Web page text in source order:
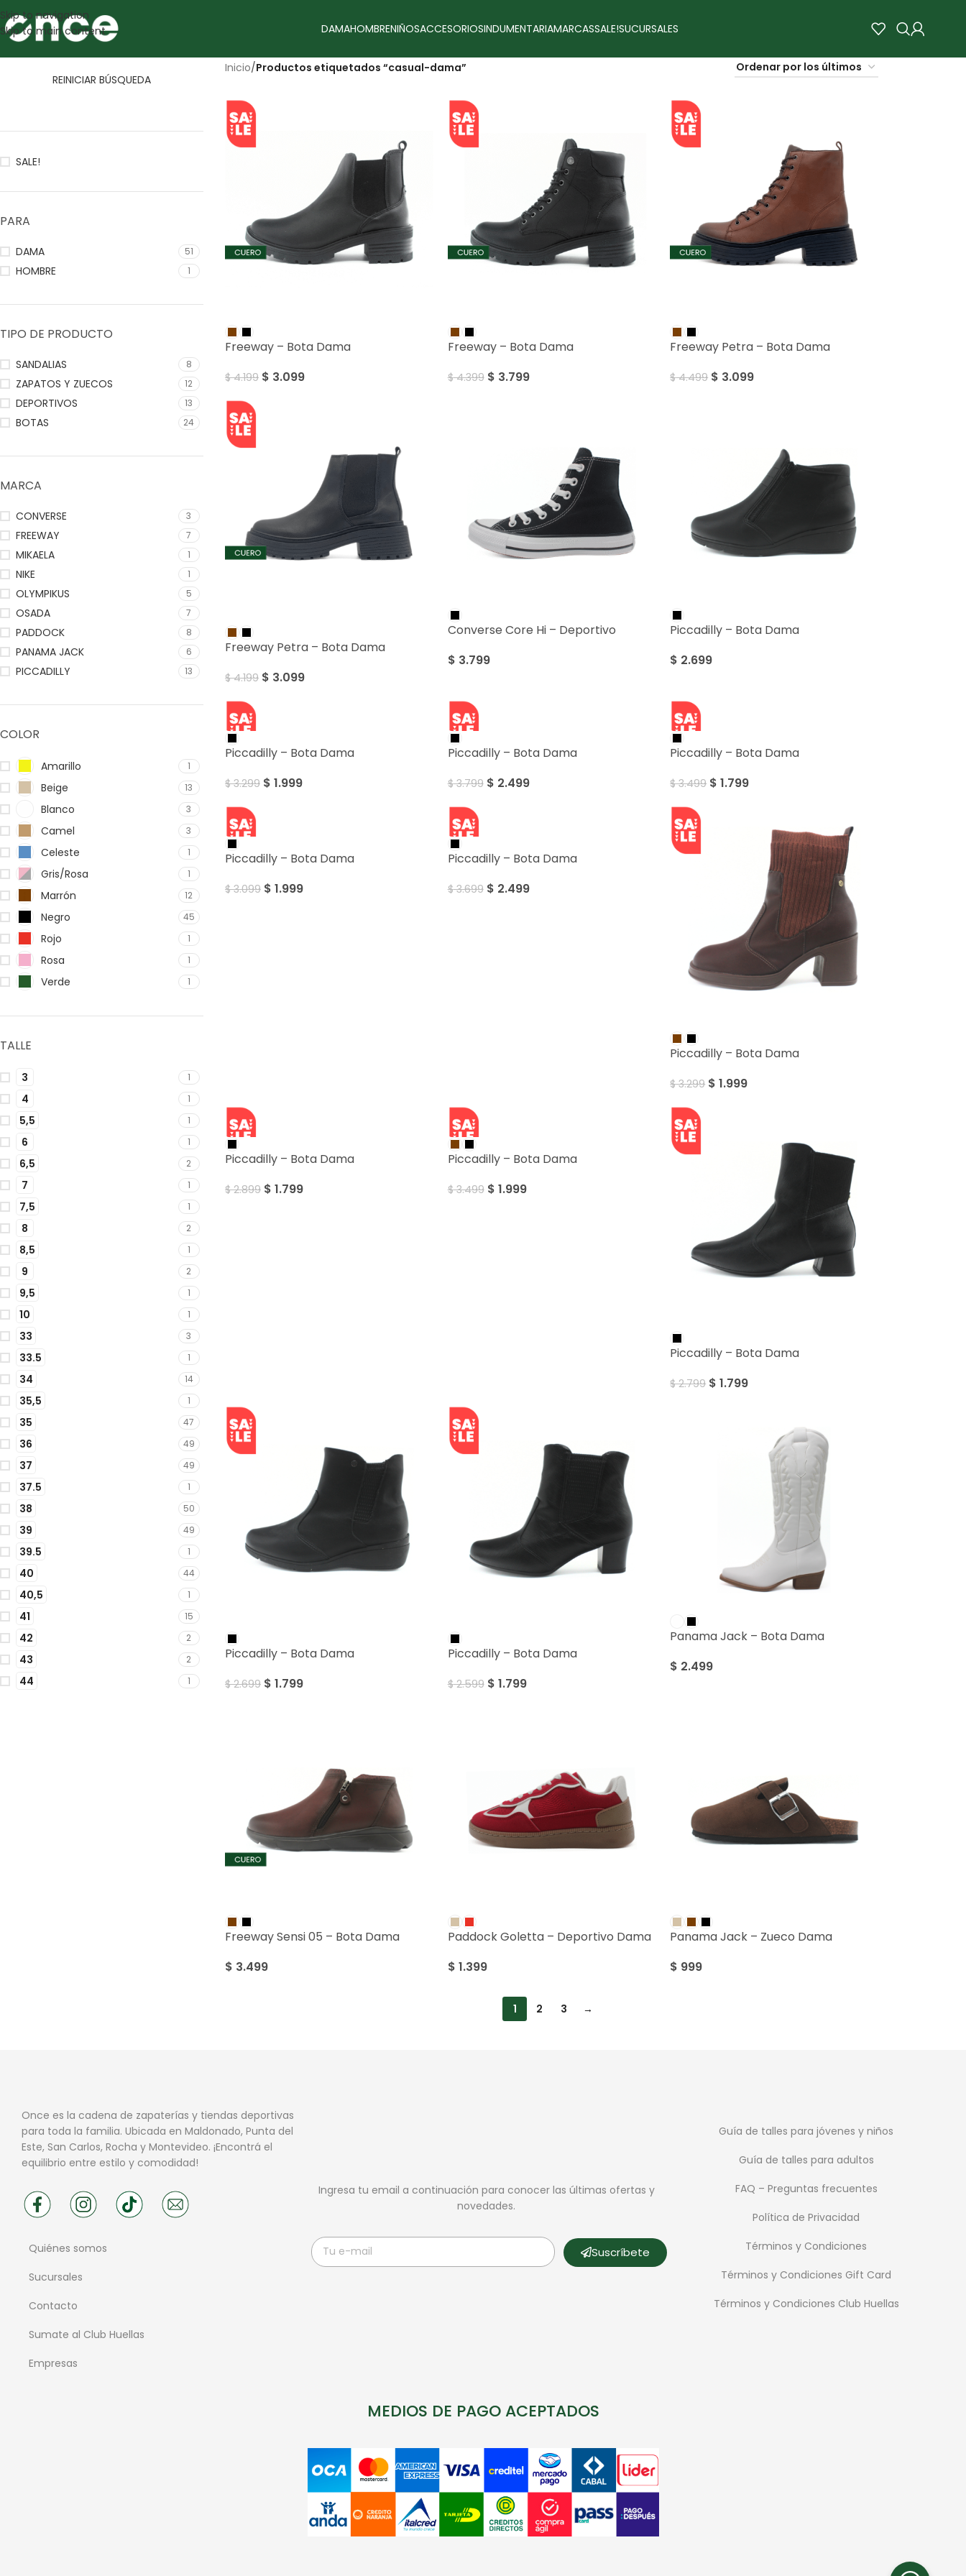
Skip to navigation
Skip to main content
DAMAHOMBRENIÑOSACCESORIOSINDUMENTARIAMARCASSALE!SUCURSALES
REINICIAR BÚSQUEDA
SALE!
PARA
DAMA 51
HOMBRE 1
TIPO DE PRODUCTO
SANDALIAS 8
ZAPATOS Y ZUECOS 12
DEPORTIVOS 13
BOTAS 24
MARCA
CONVERSE 3
FREEWAY 7
MIKAELA 1
NIKE 1
OLYMPIKUS 5
OSADA 7
PADDOCK 8
PANAMA JACK 6
PICCADILLY 13
COLOR
Amarillo 1
Beige 13
Blanco 3
Camel 3
Celeste 1
Gris/Rosa 1
Marrón 12
Negro 45
Rojo 1
Rosa 1
Verde 1
TALLE
3 1
4 1
5,5 1
6 1
6,5 2
7 1
7,5 1
8 2
8,5 1
9 2
9,5 1
10 1
33 3
33.5 1
34 14
35,5 1
35 47
36 49
37 49
37.5 1
38 50
39 49
39.5 1
40 44
40,5 1
41 15
42 2
43 2
44 1
Inicio/Productos etiquetados “casual-dama”
Freeway – Bota Dama
$4.199 $ 3.099
Freeway – Bota Dama
$4.399 $ 3.799
Freeway Petra – Bota Dama
$4.499 $ 3.099
Freeway Petra – Bota Dama
$4.199 $ 3.099
Converse Core Hi – Deportivo
$ 3.799
Piccadilly – Bota Dama
$ 2.699
SALE
Piccadilly – Bota Dama
$3.299 $ 1.999
SALE
Piccadilly – Bota Dama
$3.799 $ 2.499
SALE
Piccadilly – Bota Dama
$3.499 $ 1.799
SALE
Piccadilly – Bota Dama
$3.099 $ 1.999
SALE
Piccadilly – Bota Dama
$3.699 $ 2.499
Piccadilly – Bota Dama
$3.299 $ 1.999
SALE
Piccadilly – Bota Dama
$2.899 $ 1.799
SALE
Piccadilly – Bota Dama
$3.499 $ 1.999
Piccadilly – Bota Dama
$2.799 $ 1.799
Piccadilly – Bota Dama
$2.699 $ 1.799
Piccadilly – Bota Dama
$2.599 $ 1.799
Panama Jack – Bota Dama
$ 2.499
Freeway Sensi 05 – Bota Dama
$ 3.499
Paddock Goletta – Deportivo Dama
$ 1.399
Panama Jack – Zueco Dama
$ 999
1 2 3 →
Once es la cadena de zapaterías y tiendas deportivas
para toda la familia. Ubicada en Maldonado, Punta del
Este, San Carlos, Rocha y Montevideo. ¡Encontrá el
equilibrio entre estilo y comodidad!
Quiénes somos
Sucursales
Contacto
Sumate al Club Huellas
Empresas
Ingresa tu email a continuación para conocer las últimas ofertas y
novedades.
Suscríbete
Guía de talles para jóvenes y niños
Guía de talles para adultos
FAQ – Preguntas frecuentes
Política de Privacidad
Términos y Condiciones
Términos y Condiciones Gift Card
Términos y Condiciones Club Huellas
MEDIOS DE PAGO ACEPTADOS